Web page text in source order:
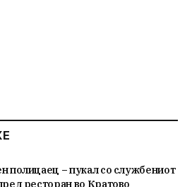
полицаец – пукал со службениот
ресторан во Кратово